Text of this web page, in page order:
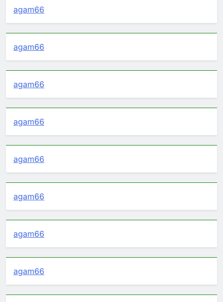
agam66
agam66
agam66
agam66
agam66
agam66
agam66
agam66